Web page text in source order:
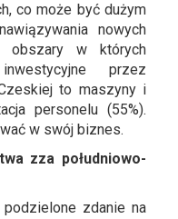
co może być dużym
nowych
obszary w których
przez
to maszyny i
personelu (55%).
w swój biznes.
zza południowo-
zdanie na